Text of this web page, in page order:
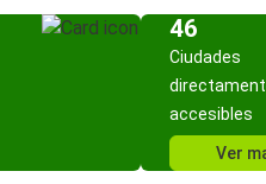
46
Ciudades
accesibles
Ver